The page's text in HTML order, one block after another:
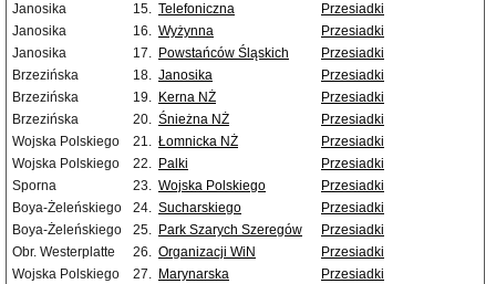
Janosika
15. Telefoniczna
Przesiadki
Janosika
16. Wyżynna
Przesiadki
Janosika
17. Powstańców Śląskich
Przesiadki
Brzezińska
18. Janosika
Przesiadki
Brzezińska
19. Kerna NŻ
Przesiadki
Brzezińska
20. Śnieżna NŻ
Przesiadki
Wojska Polskiego
21. Łomnicka NŻ
Przesiadki
Wojska Polskiego
22. Palki
Przesiadki
Sporna
23. Wojska Polskiego
Przesiadki
Boya-Żeleńskiego
24. Sucharskiego
Przesiadki
Boya-Żeleńskiego
25. Park Szarych Szeregów
Przesiadki
Obr. Westerplatte
26. Organizacji WiN
Przesiadki
Wojska Polskiego
27. Marynarska
Przesiadki